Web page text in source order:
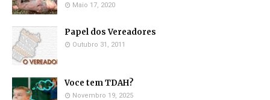
Maio 17, 2020
Papel dos Vereadores
Outubro 31, 2011
Voce tem TDAH?
Novembro 19, 2025